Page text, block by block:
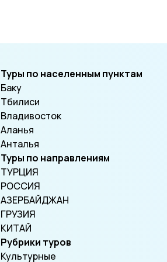
Туры по населенным пунктам
Баку
Тбилиси
Владивосток
Аланья
Анталья
Туры по направлениям
ТУРЦИЯ
РОССИЯ
АЗЕРБАЙДЖАН
ГРУЗИЯ
КИТАЙ
Рубрики туров
Культурные